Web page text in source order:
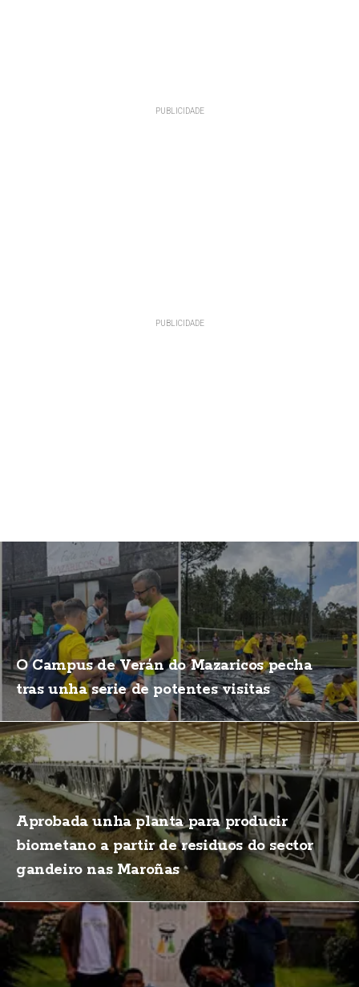
O Campus de Verán do Mazaricos pecha
tras unha serie de potentes visitas
Aprobada unha planta para producir
biometano a partir de residuos do sector
gandeiro nas Maroñas